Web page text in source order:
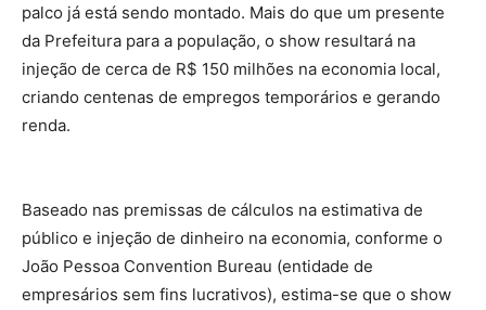
palco já está sendo montado. Mais do que um presente
da Prefeitura para a população, o show resultará na
injeção de cerca de R$ 150 milhões na economia local,
criando centenas de empregos temporários e gerando
renda.
Baseado nas premissas de cálculos na estimativa de
público e injeção de dinheiro na economia, conforme o
João Pessoa Convention Bureau (entidade de
empresários sem fins lucrativos), estima-se que o show